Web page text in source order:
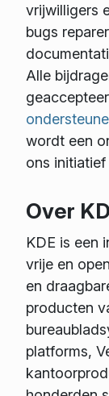
vrijwilligers
bugs
Alle
wordt een
ons initiatief
Over
KDE is een
vrije en
en
producten
platforms,